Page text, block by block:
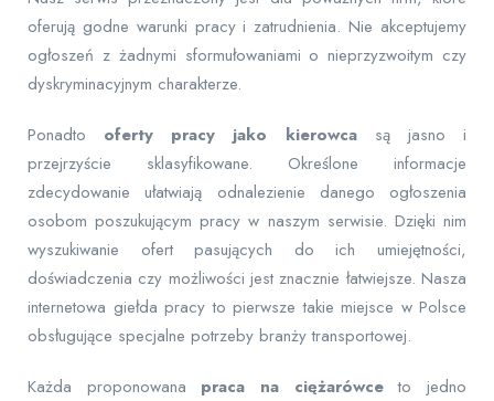
oferują godne warunki pracy i zatrudnienia. Nie akceptujemy
ogłoszeń z żadnymi sformułowaniami o nieprzyzwoitym czy
dyskryminacyjnym charakterze.
Ponadto oferty pracy jako kierowcasą jasno i
przejrzyście sklasyfikowane. Określone informacje
zdecydowanie ułatwiają odnalezienie danego ogłoszenia
osobom poszukującym pracy w naszym serwisie. Dzięki nim
wyszukiwanie ofert pasujących do ich umiejętności,
doświadczenia czy możliwości jest znacznie łatwiejsze. Nasza
internetowa giełda pracy to pierwsze takie miejsce w Polsce
obsługujące specjalne potrzeby branży transportowej.
Każda proponowana praca na ciężarówceto jedno